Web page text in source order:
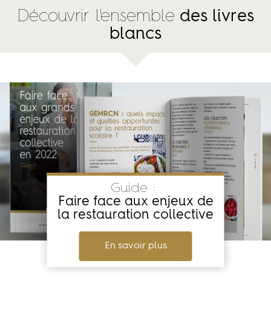
Découvrir l'ensemble des livres
blancs
Guide :
Faire face aux enjeux de
la restauration collective
En savoir plus